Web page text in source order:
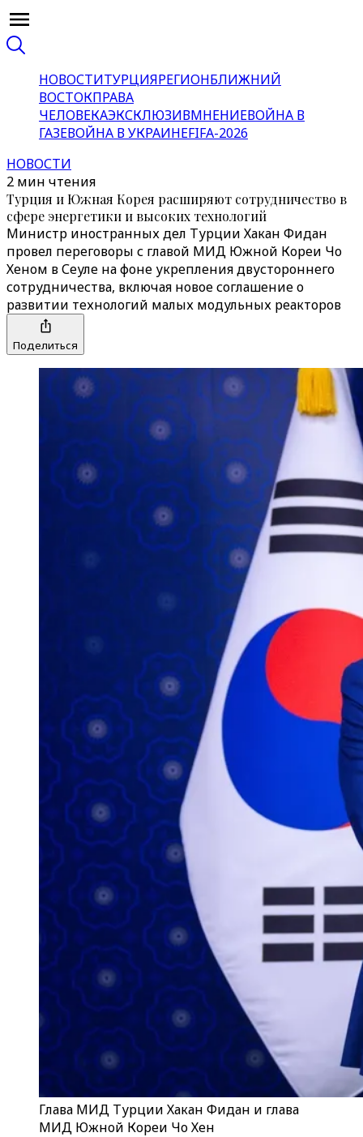
НОВОСТИТУРЦИЯРЕГИОНБЛИЖНИЙ
ВОСТОКПРАВА
ЧЕЛОВЕКАЭКСКЛЮЗИВМНЕНИЕВОЙНА В
ГАЗЕВОЙНА В УКРАИНЕFIFA-2026
НОВОСТИ
2 мин чтения
Турция и Южная Корея расширяют сотрудничество в
сфере энергетики и высоких технологий
Министр иностранных дел Турции Хакан Фидан
провел переговоры с главой МИД Южной Кореи Чо
Хеном в Сеуле на фоне укрепления двустороннего
сотрудничества, включая новое соглашение о
развитии технологий малых модульных реакторов
Поделиться
Глава МИД Турции Хакан Фидан и глава
МИД Южной Кореи Чо Хен